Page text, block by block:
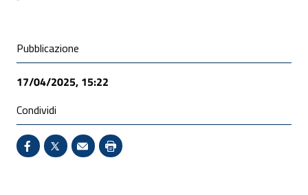
Condivisione social
Pubblicazione
17/04/2025, 15:22
Condividi
Condividi su Facebook - Sito esterno - Apertura in
X - Sito esterno - Apertura in nuova finestra
Invio Mail: apre il programma di posta
Stampa pagina: scelta meno